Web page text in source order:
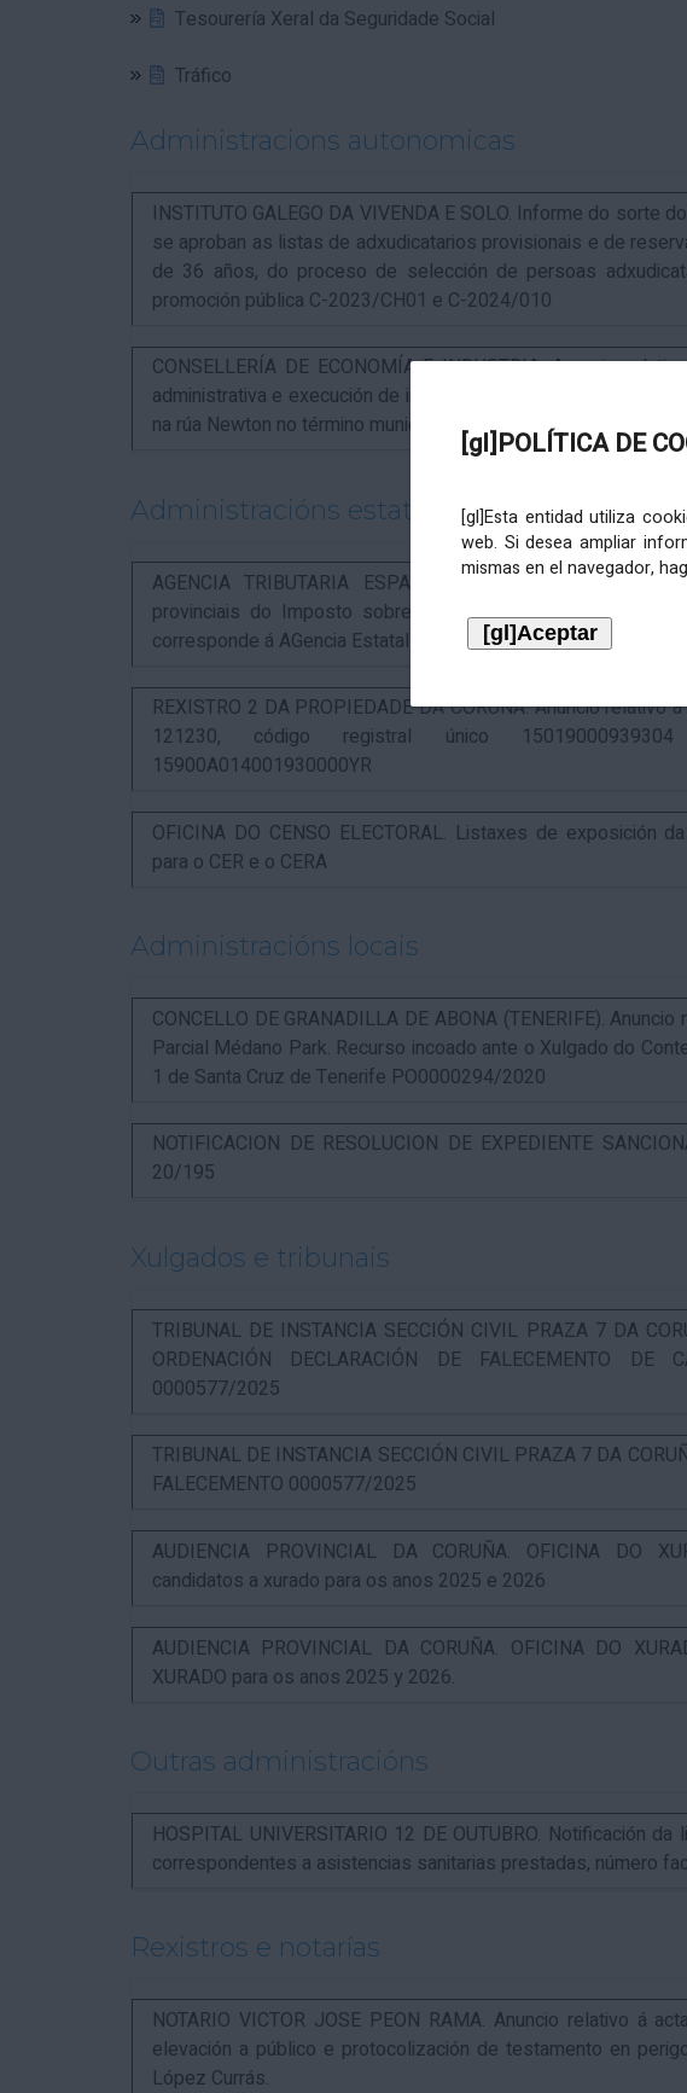
[gl]POLÍTICA DE
[gl]Esta entidad utiliza
web. Si desea ampliar
mismas en el navegador,
Tesourería Xeral da Seguridade Social
Tráfico
Administracions autonomicas
INSTITUTO GALEGO DA VIVENDA E SOLO. Informe do sorte
se aproban as listas de adxudicatarios provisionais e de
de 36 años, do proceso de selección de persoas
promoción pública C-2023/CH01 e C-2024/010
CONSELLERÍA DE ECONOMÍA E INDUSTRIA. Anuncio
administrativa e execución de instalacións para a instalación de
na rúa Newton no término municipal da Coruña, exp. IN627A
Administracións estatais
AGENCIA TRIBUTARIA ESPAÑOLA. Aviso relativo á
provinciais do Imposto sobre Actividades Económicas de
corresponde á AGencia Estatal de Administración Tributaria.
REXISTRO 2 DA PROPIEDADE DA CORUÑA. Anuncio relativo
121230, código registral único
15900A014001930000YR
OFICINA DO CENSO ELECTORAL. Listaxes de exposición
para o CER e o CERA
Administracións locais
CONCELLO DE GRANADILLA DE ABONA (TENERIFE).
Parcial Médano Park. Recurso incoado ante o Xulgado do
1 de Santa Cruz de Tenerife PO0000294/2020
NOTIFICACION DE RESOLUCION DE EXPEDIENTE
20/195
Xulgados e tribunais
TRIBUNAL DE INSTANCIA SECCIÓN CIVIL PRAZA 7 DA
ORDENACIÓN DECLARACIÓN DE FALECEMENTO DE
0000577/2025
TRIBUNAL DE INSTANCIA SECCIÓN CIVIL PRAZA 7 DA
FALECEMENTO 0000577/2025
AUDIENCIA PROVINCIAL DA CORUÑA. OFICINA DO
candidatos a xurado para os anos 2025 e 2026
AUDIENCIA PROVINCIAL DA CORUÑA. OFICINA DO
XURADO para os anos 2025 y 2026.
Outras administracións
HOSPITAL UNIVERSITARIO 12 DE OUTUBRO. Notificación
correspondentes a asistencias sanitarias prestadas, número
Rexistros e notarías
NOTARIO VICTOR JOSE PEON RAMA. Anuncio relativo á
elevación a público e protocolización de testamento en
López Currás.